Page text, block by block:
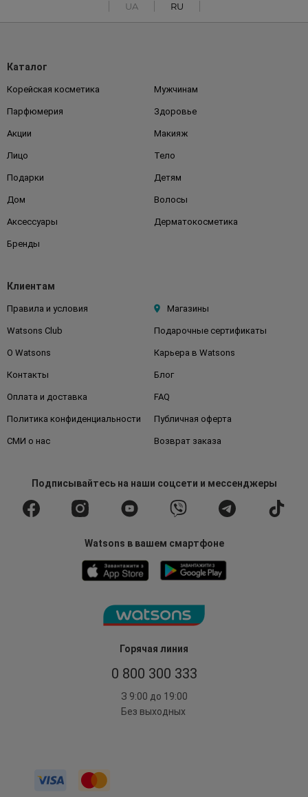
UA RU
Горячая линия
0 800 300 333
З 9:00 до 19:00
Без выходных
Каталог
Корейская косметика Мужчинам
Парфюмерия Здоровье
Акции Макияж
Лицо Тело
Подарки Детям
Дом Волосы
Аксессуары Дерматокосметика
Бренды
Клиентам
Правила и условия Магазины
Watsons Club Подарочные сертификаты
О Watsons Карьера в Watsons
Контакты Блог
Оплата и доставка FAQ
Политика конфиденциальности Публичная оферта
СМИ о нас Возврат заказа
Подписывайтесьна наши соцсети и мессенджеры
Watsons в вашем смартфоне